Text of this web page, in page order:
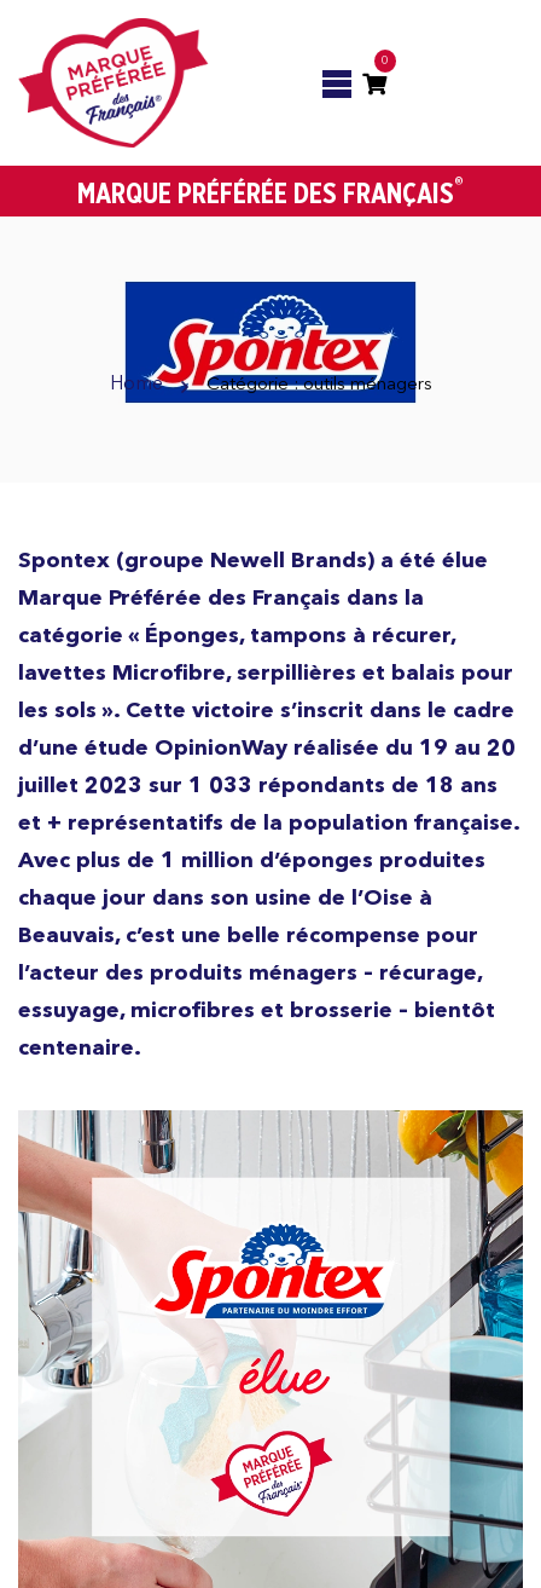
0
MARQUE PRÉFÉRÉE DES FRANÇAIS®
Home Catégorie : outils ménagers
Spontex (groupe Newell Brands) a été élue
Marque Préférée des Français dans la
catégorie « Éponges, tampons à récurer,
lavettes Microfibre, serpillières et balais pour
les sols ». Cette victoire s’inscrit dans le cadre
d’une étude OpinionWay réalisée du 19 au 20
juillet 2023 sur 1 033 répondants de 18 ans
et + représentatifs de la population française.
Avec plus de 1 million d’éponges produites
chaque jour dans son usine de l’Oise à
Beauvais, c’est une belle récompense pour
l’acteur des produits ménagers – récurage,
essuyage, microfibres et brosserie – bientôt
centenaire.